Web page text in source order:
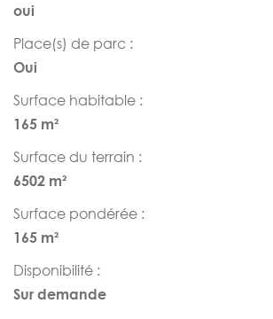
oui
Place(s) de parc :
Oui
Surface habitable :
165 m²
Surface du terrain :
6502 m²
Surface pondérée :
165 m²
Disponibilité :
Sur demande